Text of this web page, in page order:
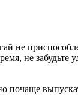
не
не